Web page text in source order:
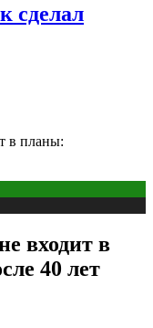
сделал
в планы:
входит в
40 лет